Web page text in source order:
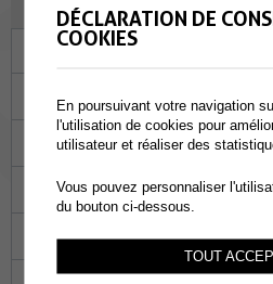
Ma
04
09 10 11
16 17 18
23 24 25
DÉCLARATION DE
COOKIES
En poursuivant votre navigation
l'utilisation de cookies pour
utilisateur et réaliser des
Vous pouvez personnaliser
du bouton ci-dessous.
TOUT